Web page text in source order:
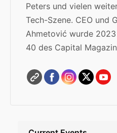
Peters und vielen
Tech-Szene. CEO und
Ahmetović wurde
40 des Capital